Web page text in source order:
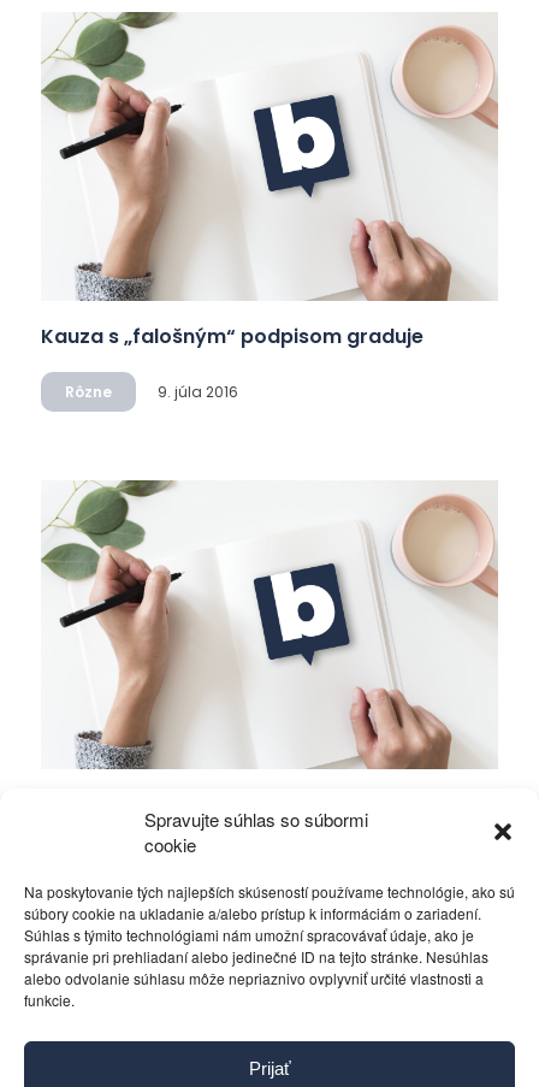
Spravujte súhlas so súbormi
cookie
Na poskytovanie tých najlepších skúseností používame technológie, ako sú
súbory cookie na ukladanie a/alebo prístup k informáciám o zariadení.
Súhlas s týmito technológiami nám umožní spracovávať údaje, ako je
správanie pri prehliadaní alebo jedinečné ID na tejto stránke. Nesúhlas
alebo odvolanie súhlasu môže nepriaznivo ovplyvniť určité vlastnosti a
funkcie.
Prijať
Kauza s „falošným“ podpisom graduje
Rôzne 9. júla 2016
vami vaši politici?!
Rôzne 27. apríla 2016
Kontakt
Pravidlá používania